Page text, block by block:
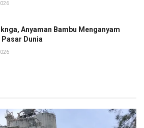
Anyaman Bambu Menganyam
Dunia